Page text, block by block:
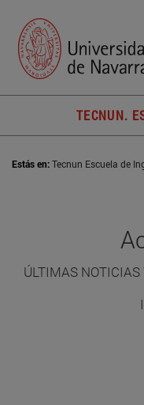
TECNUN.
Estás en:Tecnun Escuela de
ÚLTIMAS NOTICIAS